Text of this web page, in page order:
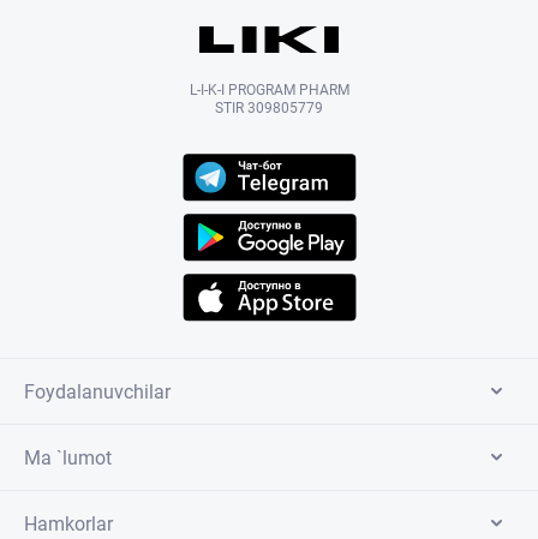
L-I-K-I PROGRAM PHARM
STIR 309805779
Foydalanuvchilar
Ma `lumot
Hamkorlar